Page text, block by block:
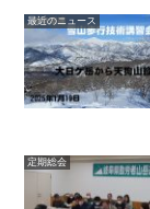
最近のニュース
定期総会